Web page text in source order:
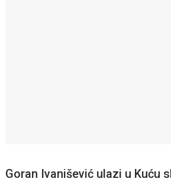
Goran Ivanišević ulazi u Kuću